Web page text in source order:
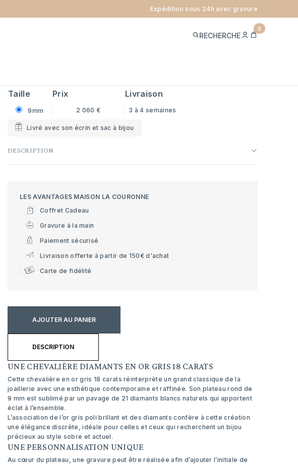
Expédition sous 24h avec gravure
RECHERCHE
MEPANIER
0
BAGUE CHEVALIÈRE - OR BLANC 18 CARATS
Taille Prix Livraison
9mm 2 060 € 3 à 4 semaines
Livré avec son écrin et sac à bijou
DESCRIPTION
LES AVANTAGES MAISON LA COURONNE
Coffret Cadeau
Gravure à la main
Paiement sécurisé
Livraison offerte à partir de 150€ d'achat
Carte de fidélité
AJOUTER AU PANIER
DESCRIPTION
UNE CHEVALIÈRE DIAMANTS EN OR GRIS 18 CARATS
Cette chevalière en or gris 18 carats réinterprète un grand classique de la
joaillerie avec une esthétique contemporaine et raffinée. Son plateau rond de
9 mm est sublimé par un pavage de 21 diamants blancs naturels qui apportent
éclat à l’ensemble.
L’association de l’or gris poli brillant et des diamants confère à cette création
une élégance discrète, idéale pour celles et ceux qui recherchent un bijou
précieux au style sobre et actuel.
UNE PERSONNALISATION UNIQUE
Au cœur du plateau, une gravure peut être réalisée afin d’ajouter l’initiale de